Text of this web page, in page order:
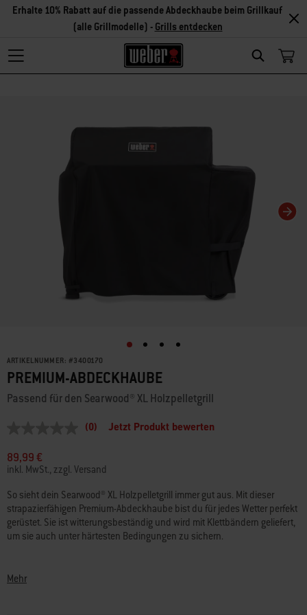
Search
Erhalte 10% Rabatt auf die passende Abdeckhaube beim Grillkauf
(alle Grillmodelle) - Grills entdecken
ARTIKELNUMMER: #3400170
PREMIUM-ABDECKHAUBE
Passend für den Searwood® XL Holzpelletgrill
Link
auf
derselben
Seite.
(0) Jetzt Produkt bewerten
89,99 €
inkl. MwSt., zzgl. Versand
So sieht dein Searwood® XL Holzpelletgrill immer gut aus. Mit dieser
strapazierfähigen Premium-Abdeckhaube bist du für jedes Wetter perfekt
gerüstet. Sie ist witterungsbeständig und wird mit Klettbändern geliefert,
um sie auch unter härtesten Bedingungen zu sichern.
• Hergestellt aus langlebigem Material
Mehr